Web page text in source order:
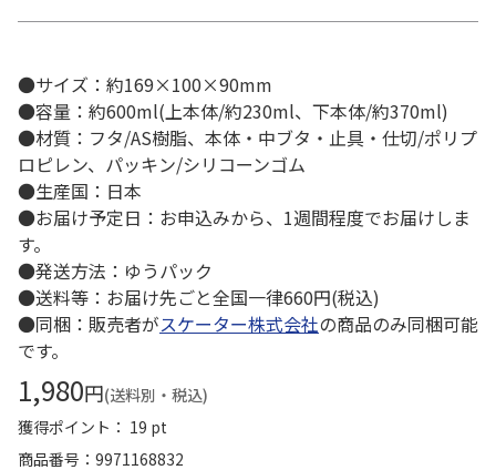
●サイズ：約169×100×90mm
●容量：約600ml(上本体/約230ml、下本体/約370ml)
●材質：フタ/AS樹脂、本体・中ブタ・止具・仕切/ポリプ
ロピレン、パッキン/シリコーンゴム
●生産国：日本
●お届け予定日：お申込みから、1週間程度でお届けしま
す。
●発送方法：ゆうパック
●送料等：お届け先ごと全国一律660円(税込)
●同梱：販売者がスケーター株式会社の商品のみ同梱可能
です。
1,980円(送料別・税込)
獲得ポイント： 19 pt
商品番号
9971168832